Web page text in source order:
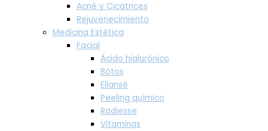
Acné y Cicatrices
Rejuvenecimiento
Medicina Estética
Facial
Ácido hialurónico
Bótox
Ellansé
Peeling químico
Radiesse
Vitaminas